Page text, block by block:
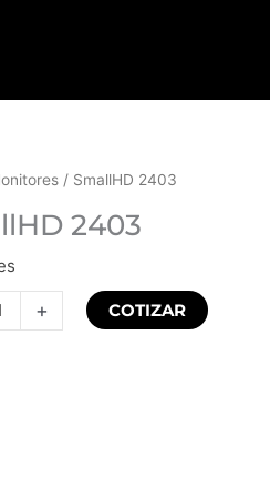
/ SmallHD 2403
2403
+ COTIZAR